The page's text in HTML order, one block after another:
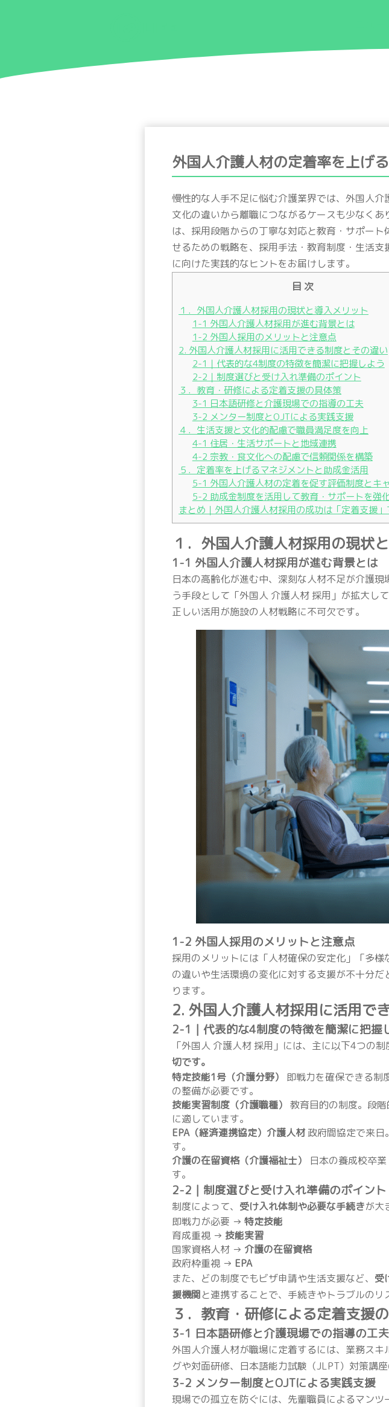
外国人介護人材の定着率を上げ
慢性的な人手不足に悩む介護業界では、外国人
文化の違いから離職につながるケースも少なく
は、採用段階からの丁寧な対応と教育・サポー
せるための戦略を、採用手法・教育制度・生活
に向けた実践的なヒントをお届けします。
目 次
１．外国人介護人材採用の現状と導入メリット
1-1 外国人介護人材採用が進む背景とは
1-2 外国人採用のメリットと注意点
2. 外国人介護人材採用に活用できる制度とその違い
2-1｜代表的な4制度の特徴を簡潔に把握しよう
2-2｜制度選びと受け入れ準備のポイント
３．教育・研修による定着支援の具体策
3-1 日本語研修と介護現場での指導の工夫
3-2 メンター制度とOJTによる実践支援
４．生活支援と文化的配慮で職員満足度を向上
4-1 住居・生活サポートと地域連携
4-2 宗教・食文化への配慮で信頼関係を構築
５．定着率を上げるマネジメントと助成金活用
5-1 外国人介護人材の定着を促す評価制度とキ
5-2 助成金制度を活用して教育・サポートを強
まとめ｜外国人介護人材採用の成功は「定着支援
１．外国人介護人材採用の現状
1-1 外国人介護人材採用が進む背景とは
日本の高齢化が進む中、深刻な人材不足が介護
う手段として「外国人 介護人材 採用」が拡大し
正しい活用が施設の人材戦略に不可欠です。
1-2 外国人採用のメリットと注意点
採用のメリットには「人材確保の安定化」「多
の違いや生活環境の変化に対する支援が不十分
ります。
2. 外国人介護人材採用に活用で
2-1｜代表的な4制度の特徴を簡潔に把握
「外国人 介護人材 採用」には、主に以下4つの制
切です。
特定技能1号（介護分野）
即戦力を確保できる制
の整備が必要です。
技能実習制度（介護職種） 教育目的の制度。段
に適しています。
EPA（経済連携協定）介護人材政府間協定で来日
す。
介護の在留資格（介護福祉士）
日本の養成校卒
す。
2-2｜制度選びと受け入れ準備のポイント
制度によって、 受け入れ体制や必要な手続きが大
即戦力が必要 → 特定技能
育成重視 → 技能実習
国家資格人材 → 介護の在留資格
政府枠重視 → EPA
また、どの制度でもビザ申請や生活支援など、 受
援機関と連携することで、手続きやトラブルのリ
３．教育・研修による定着支援
3-1 日本語研修と介護現場での指導の工夫
外国人介護人材が職場に定着するには、業務ス
グや対面研修、日本語能力試験（JLPT）対策講
3-2 メンター制度とOJTによる実践支援
現場での孤立を防ぐには、先輩職員によるマン